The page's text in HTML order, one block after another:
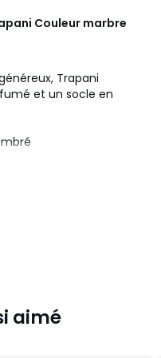
Couleur marbre
Trapani
et un socle en
de couleur
aimé